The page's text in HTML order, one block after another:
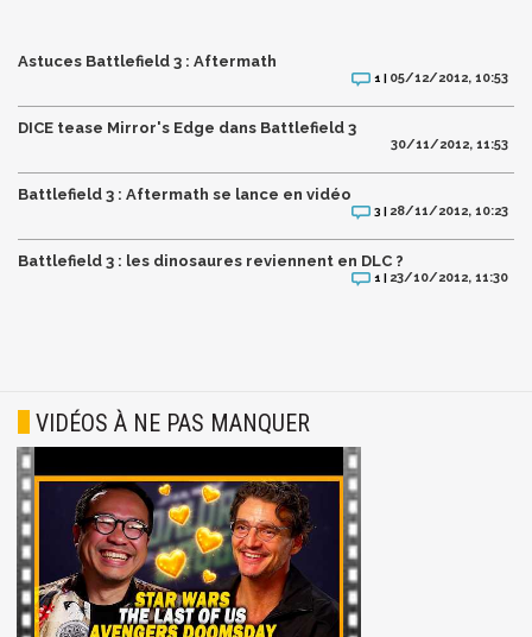
Astuces Battlefield 3 : Aftermath
1 | 05/12/2012, 10:53
DICE tease Mirror's Edge dans Battlefield 3
30/11/2012, 11:53
Battlefield 3 : Aftermath se lance en vidéo
3 | 28/11/2012, 10:23
Battlefield 3 : les dinosaures reviennent en DLC ?
1 | 23/10/2012, 11:30
VIDÉOS À NE PAS MANQUER